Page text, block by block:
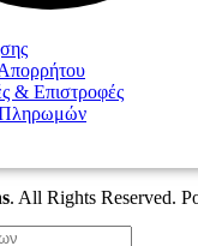
& Επιστροφές
Πληρωμών
. All Rights Reserved.